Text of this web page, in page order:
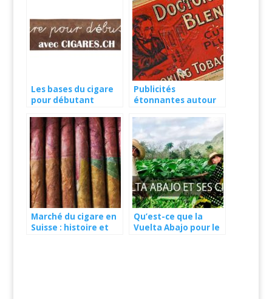
Les bases du cigare
pour débutant
Publicités
étonnantes autour
années 1800, 1900
Marché du cigare en
Suisse : histoire et
Qu’est-ce que la
Vuelta Abajo pour le